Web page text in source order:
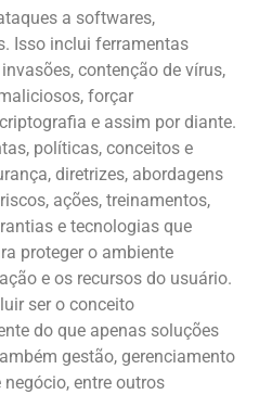
a softwares,
Isso inclui ferramentas
contenção de vírus,
forçar
e assim por diante.
políticas, conceitos e
diretrizes, abordagens
ações, treinamentos,
e tecnologias que
proteger o ambiente
e os recursos do usuário.
ser o conceito
do que apenas soluções
gestão, gerenciamento
entre outros